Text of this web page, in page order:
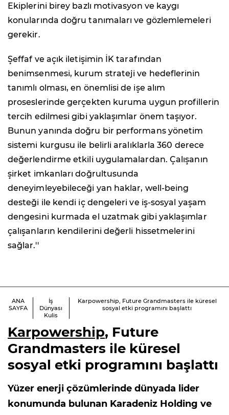
Ekiplerini birey bazlı motivasyon ve kaygı
konularında doğru tanımaları ve gözlemlemeleri
gerekir.
Şeffaf ve açık iletişimin İK tarafından
benimsenmesi, kurum strateji ve hedeflerinin
tanımlı olması, en önemlisi de işe alım
proseslerinde gerçekten kuruma uygun profillerin
tercih edilmesi gibi yaklaşımlar önem taşıyor.
Bunun yanında doğru bir performans yönetim
sistemi kurgusu ile belirli aralıklarla 360 derece
değerlendirme etkili uygulamalardan. Çalışanın
şirket imkanları doğrultusunda
deneyimleyebileceği yan haklar, well-being
desteği ile kendi iç dengeleri ve iş-sosyal yaşam
dengesini kurmada el uzatmak gibi yaklaşımlar
çalışanların kendilerini değerli hissetmelerini
sağlar.''
ANA
SAYFA
İş
Dünyası
Kulis
Karpowership, Future Grandmasters ile küresel
sosyal etki programını başlattı
Karpowership, Future
Grandmasters ile küresel
sosyal etki programını başlattı
Yüzer enerji çözümlerinde dünyada lider
konumunda bulunan Karadeniz Holding ve